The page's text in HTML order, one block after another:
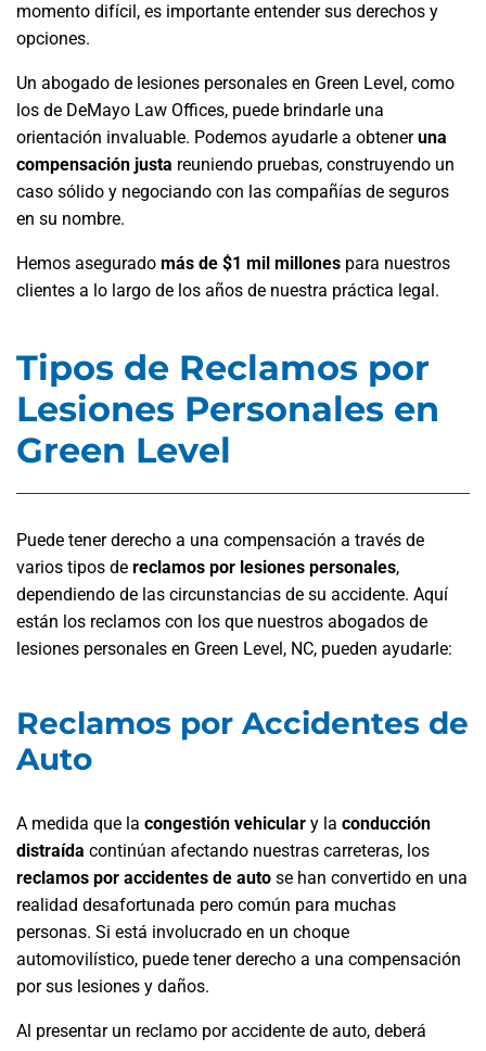
momento difícil, es importante entender sus derechos y
opciones.
Un abogado de lesiones personales en Green Level, como
los de DeMayo Law Offices, puede brindarle una
orientación invaluable. Podemos ayudarle a obteneruna
compensación justa reuniendo pruebas, construyendo un
caso sólido y negociando con las compañías de seguros
en su nombre.
Hemos asegurado más de $1 mil millones para nuestros
clientes a lo largo de los años de nuestra práctica legal.
Tipos de Reclamos por
Lesiones Personales en
Green Level
Puede tener derecho a una compensación a través de
varios tipos de reclamos por lesiones personales,
dependiendo de las circunstancias de su accidente. Aquí
están los reclamos con los que nuestros abogados de
lesiones personales en Green Level, NC, pueden ayudarle:
Reclamos por Accidentes de
Auto
A medida que la congestión vehicular y la conducción
distraída continúan afectando nuestras carreteras, los
reclamos por accidentes de auto se han convertido en una
realidad desafortunada pero común para muchas
personas. Si está involucrado en un choque
automovilístico, puede tener derecho a una compensación
por sus lesiones y daños.
Al presentar un reclamo por accidente de auto, deberá